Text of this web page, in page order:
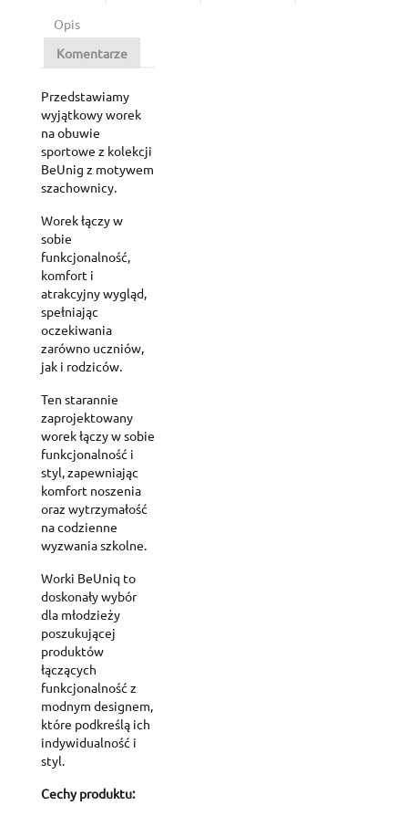
Opis
Komentarze
Przedstawiamy
wyjątkowy worek
na obuwie
sportowe z kolekcji
BeUnig z motywem
szachownicy.
Worek łączy w
sobie
funkcjonalność,
komfort i
atrakcyjny wygląd,
spełniając
oczekiwania
zarówno uczniów,
jak i rodziców.
Ten starannie
zaprojektowany
worek łączy w sobie
funkcjonalność i
styl, zapewniając
komfort noszenia
oraz wytrzymałość
na codzienne
wyzwania szkolne.
Worki BeUniq to
doskonały wybór
dla młodzieży
poszukującej
produktów
łączących
funkcjonalność z
modnym designem,
które podkreślą ich
indywidualność i
styl.
Cechy produktu: